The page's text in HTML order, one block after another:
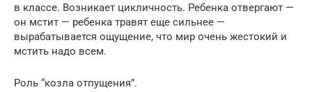
в классе. Возникает цикличность. Ребенка отвергают —
он мстит — ребенка травят еще сильнее —
вырабатывается ощущение, что мир очень жестокий и
мстить надо всем.
Роль “козла отпущения”.